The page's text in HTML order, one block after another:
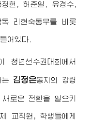
헌, 허준일, 유경수,
리현숙동무를 비롯
어있다.
청년선수권대회에서
는 김정은동지 의 강령
로운 전환을 일으키
교직원, 학생들에게